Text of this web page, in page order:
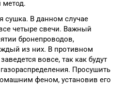
метод.
сушка. В данном случае
четыре свечи. Важный
бронепроводов,
из них. В противном
вовсе, так как будут
Просушить
феном, установив его